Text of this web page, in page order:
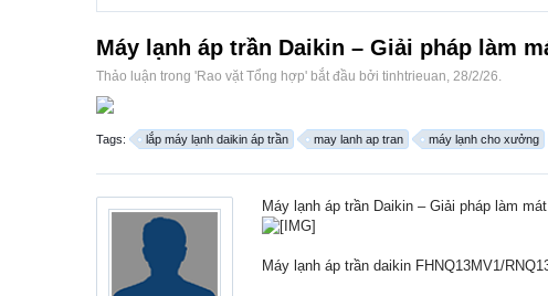
Máy lạnh áp trần Daikin – Giải pháp làm
Thảo luận trong 'Rao vặt Tổng hợp' bắt đầu bởi tinhtrieuan, 28/2/26.
Tags: lắp máy lạnh daikin áp trần may lanh ap tran máy lạnh cho xưởng
Máy lạnh áp trần Daikin – Giải pháp làm
Máy lạnh áp trần daikin FHNQ13MV1/